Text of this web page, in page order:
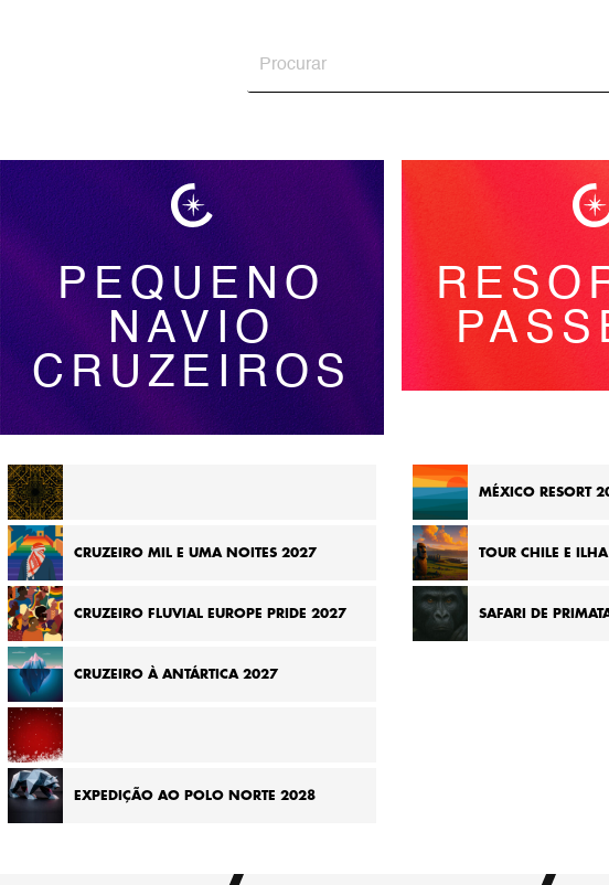
PEQUENO
NAVIO
CRUZEIROS
CRUZEIRO DE MADAGASCAR PARA SEYCHELLES
2026
CRUZEIRO MIL E UMA NOITES 2027
CRUZEIRO FLUVIAL EUROPE PRIDE 2027
CRUZEIRO À ANTÁRTICA 2027
CRUZEIRO PELOS MERCADOS DE NATAL DA EUROPA
EXPEDIÇÃO AO POLO NORTE 2028
MÉXICO RESORT
TOUR CHILE E
SAFARI DE